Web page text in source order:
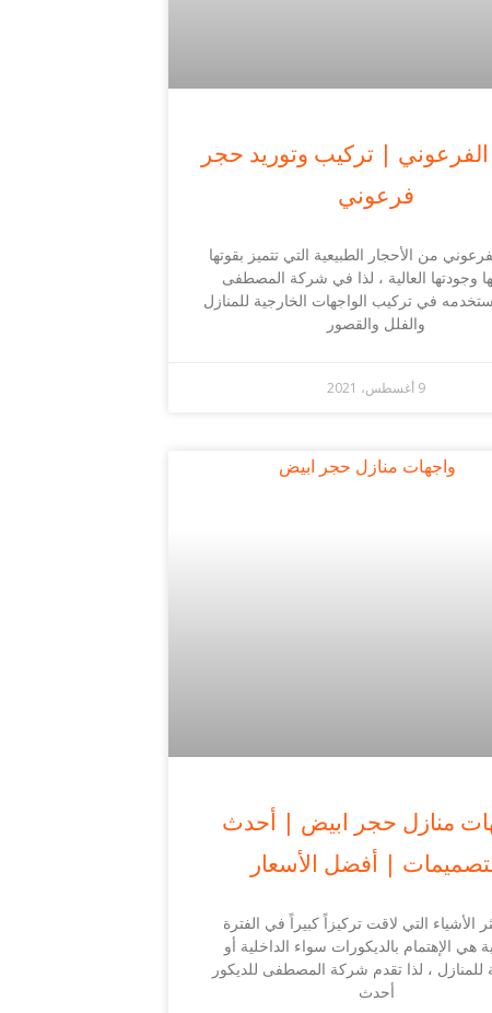
| تركيب وتوريد حجر
فرعوني
من الأحجار الطبيعية التي تتميز بقوتها
وجودتها العالية ، لذا في شركة المصطفى
في تركيب الواجهات الخارجية للمنازل
والفلل والقصور
9 أغسطس، 2021
منازل حجر ابيض | أحدث
| أفضل الأسعار
الأشياء التي لاقت تركيزاً كبيراً في الفترة
هي الإهتمام بالديكورات سواء الداخلية أو
للمنازل ، لذا تقدم شركة المصطفى للديكور
أحدث